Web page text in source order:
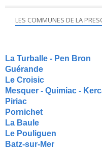
LES COMMUNES DE LA
La Turballe - Pen Bron
Guérande
Le Croisic
Mesquer - Quimiac -
Piriac
Pornichet
La Baule
Le Pouliguen
Batz-sur-Mer